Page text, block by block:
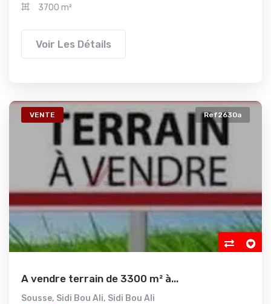
3700 m²
Voir Les Détails
VENTE Ref2630a
A vendre terrain de 3300 m² à...
Sousse, Sidi Bou Ali, Sidi Bou Ali